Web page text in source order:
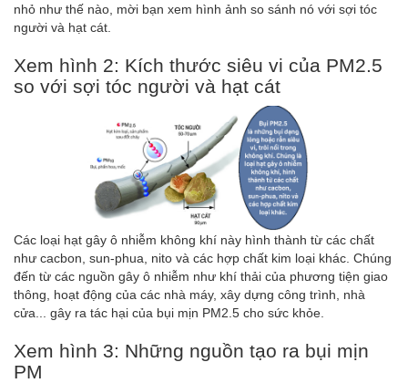
nhỏ như thế nào, mời bạn xem hình ảnh so sánh nó với sợi tóc
người và hạt cát.
Xem hình 2: Kích thước siêu vi của PM2.5
so với sợi tóc người và hạt cát
Các loại hạt gây ô nhiễm không khí này hình thành từ các chất
như cacbon, sun-phua, nito và các hợp chất kim loại khác. Chúng
đến từ các nguồn gây ô nhiễm như khí thải của phương tiện giao
thông, hoạt động của các nhà máy, xây dựng công trình, nhà
cửa... gây ra tác hại của bụi mịn PM2.5 cho sức khỏe.
Xem hình 3: Những nguồn tạo ra bụi mịn
PM